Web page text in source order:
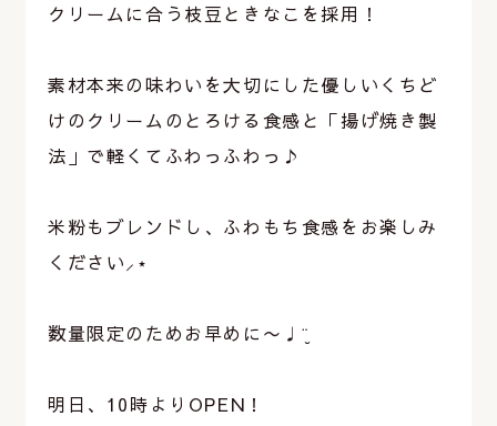
クリームに合う枝豆ときなこを採用！
素材本来の味わいを大切にした優しいくちど
けのクリームのとろける食感と「揚げ焼き製
法」で軽くてふわっふわっ♪
米粉もブレンドし、ふわもち食感をお楽しみ
ください⸝‍⋆
数量限定のためお早めに〜♩¨̮
明日、10時よりOPEN！